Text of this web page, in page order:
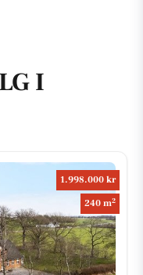
I
1.998.000 kr
240 m2